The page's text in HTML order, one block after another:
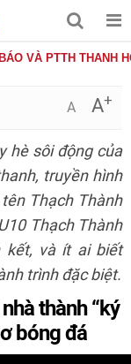
VÀ PTTH THANH
A A+
hè sôi động của
truyền hình
Thạch Thành
Thạch Thành
kết, và ít ai biết
trình đặc biệt.
thành “ký
bóng đá